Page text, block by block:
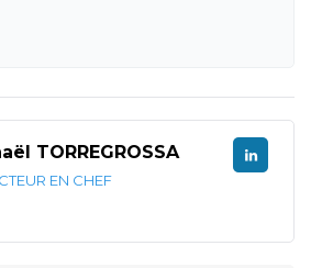
TORREGROSSA
EN CHEF